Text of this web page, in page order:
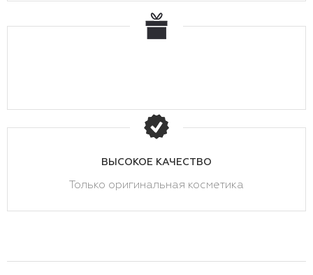
ВЫСОКОЕ КАЧЕСТВО
Только оригинальная косметика